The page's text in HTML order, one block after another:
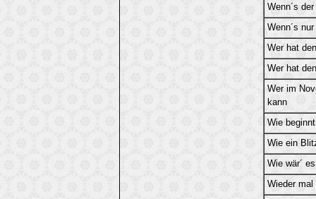
Wenn´s
Wenn´s
Wer hat
Wer hat
Wer im
kann
Wie
Wie ein
Wie wär´
Wieder